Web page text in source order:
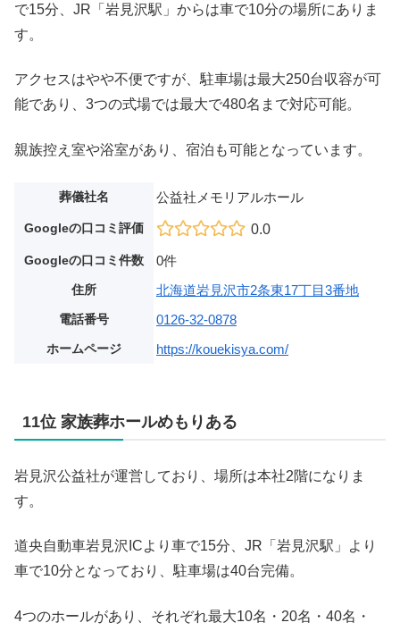
で15分、JR「岩見沢駅」からは車で10分の場所にありま
す。
アクセスはやや不便ですが、駐車場は最大250台収容が可
能であり、3つの式場では最大で480名まで対応可能。
親族控え室や浴室があり、宿泊も可能となっています。
葬儀社名 公益社メモリアルホール
Googleの口コミ評価 0.0
Googleの口コミ件数 0件
住所 北海道岩見沢市2条東17丁目3番地
電話番号 0126-32-0878
ホームページ https://kouekisya.com/
11位 家族葬ホールめもりある
岩見沢公益社が運営しており、場所は本社2階になりま
す。
道央自動車岩見沢ICより車で15分、JR「岩見沢駅」より
車で10分となっており、駐車場は40台完備。
4つのホールがあり、それぞれ最大10名・20名・40名・